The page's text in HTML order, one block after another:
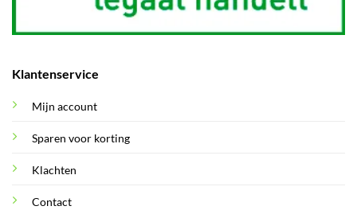
Klantenservice
Mijn account
Sparen voor korting
Klachten
Contact